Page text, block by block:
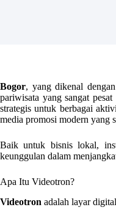
Bogor, yang dikenal
pariwisata yang sangat
strategis untuk berbagai
media promosi modern yang
Baik untuk bisnis lokal,
keunggulan dalam
Apa Itu Videotron?
Videotron adalah layar